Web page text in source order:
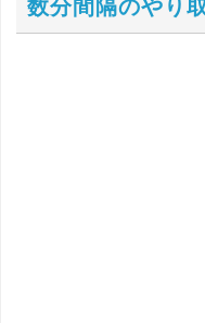
数分間隔のやり